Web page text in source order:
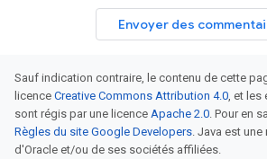
Envoyer des
Sauf indication contraire, le contenu de cette
licence Creative Commons Attribution 4.0, et les
sont régis par une licence Apache 2.0. Pour en
Règles du site Google Developers. Java est
d'Oracle et/ou de ses sociétés affiliées.